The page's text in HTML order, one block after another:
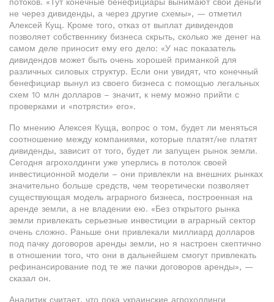
не через дивиденды, а через другие схемы», — отметил
Алексей Кущ. Кроме того, отказ от выплат дивидендов
позволяет собственнику бизнеса скрыть, сколько же денег на
самом деле приносит ему его дело: «У нас показатель
дивидендов может быть очень хорошей приманкой для
различных силовых структур. Если они увидят, что конечный
бенефициар вынул из своего бизнеса с помощью легальных
схем 10 млн долларов – значит, к нему можно прийти с
проверками и «потрясти» его».
По мнению Алексея Куща, вопрос о том, будет ли меняться
соотношение между компаниями, которые платят/не платят
дивиденды, зависит от того, будет ли запущен рынок земли.
Сегодня агрохолдинги уже уперлись в потолок своей
инвестиционной модели – они привлекли на внешних рынках
значительно больше средств, чем теоретически позволяет
существующая модель аграрного бизнеса, построенная на
аренде земли, а не владении ею. «Без открытого рынка
земли привлекать серьезные инвестиции в аграрный сектор
очень сложно. Раньше они привлекали миллиард долларов
под пачку договоров аренды земли, но я настроен скептично
в отношении того, что они в дальнейшем смогут привлекать
рефинансирование под те же пачки договоров аренды», —
сказал он.
Аналитик считает, что пока украинские агрохолдинги